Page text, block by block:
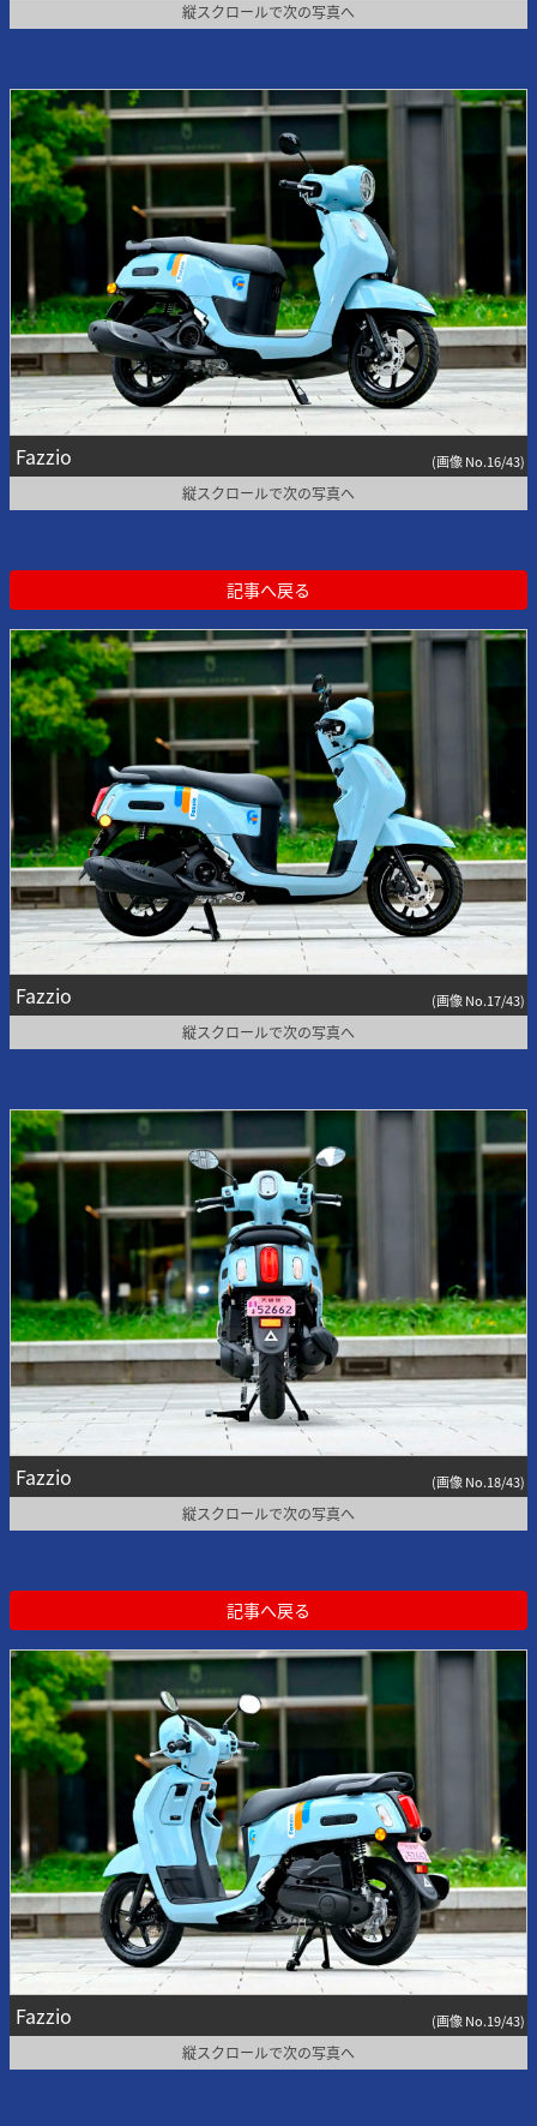
縦スクロールで次の写真へ
Fazzio (画像 No.16/43)
縦スクロールで次の写真へ
記事へ戻る
Fazzio (画像 No.17/43)
縦スクロールで次の写真へ
Fazzio (画像 No.18/43)
縦スクロールで次の写真へ
記事へ戻る
Fazzio (画像 No.19/43)
縦スクロールで次の写真へ